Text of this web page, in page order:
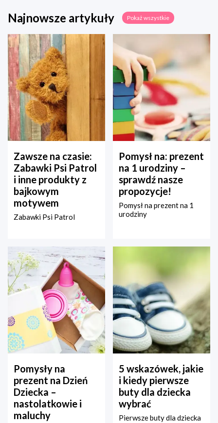
Najnowsze artykuły Pokaż wszystkie
Zawsze na czasie:
Zabawki Psi Patrol
i inne produkty z
bajkowym
motywem
Zabawki Psi Patrol
Pomysł na: prezent
na 1 urodziny –
sprawdź nasze
propozycje!
Pomysł na prezent na 1
urodziny
Pomysły na
prezent na Dzień
Dziecka –
nastolatkowie i
maluchy
5 wskazówek, jakie
i kiedy pierwsze
buty dla dziecka
wybrać
Pierwsze buty dla dziecka